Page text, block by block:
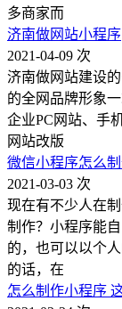
多商家而
济南做网站小程序
2021-04-09 次
济南做网站建设
的全网品牌形象
企业PC网站、手
网站改版
微信小程序怎么
2021-03-03 次
现在有不少人在
制作？小程序能
的，也可以以个
的话，在
怎么制作小程序